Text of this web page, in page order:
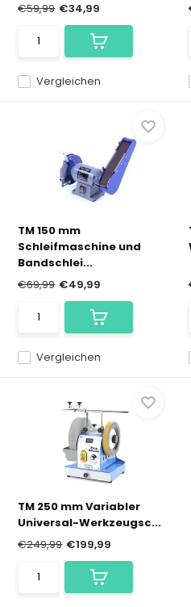
Vergleichen
€59,99 €34,99
TM 150 mm
Schleifmaschine und
Bandschlei...
Vergleichen
€69,99 €49,99
TM 250 mm Variabler
Universal-Werkzeugsc...
€249,99 €199,99